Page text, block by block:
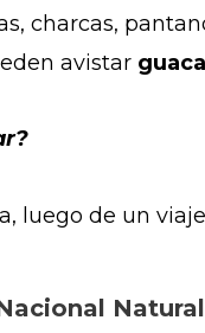
charcas,
avistar
luego de un